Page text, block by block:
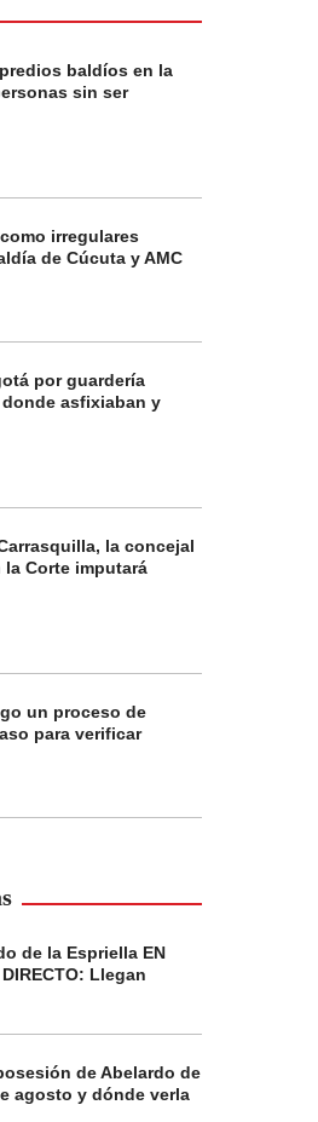
baldíos en la
sin ser
irregulares
de Cúcuta y AMC
por guardería
asfixiaban y
la concejal
Corte imputará
un proceso de
para verificar
de la Espriella EN
Llegan
de Abelardo de
agosto y dónde verla